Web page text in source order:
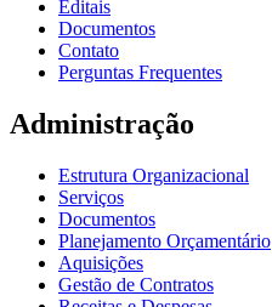
Editais
Documentos
Contato
Perguntas Frequentes
Administração
Estrutura Organizacional
Serviços
Documentos
Planejamento Orçamentário
Aquisições
Gestão de Contratos